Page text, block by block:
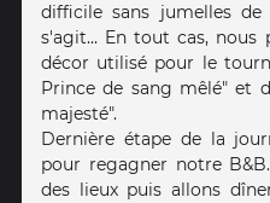
difficile sans jumelles de
s'agit... En tout cas, nous
décor utilisé pour le
Prince de sang mêlé" et
majesté".
Dernière étape de la
pour regagner notre
des lieux puis allons